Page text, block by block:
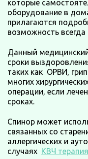
которые
оборудование в
прилагаются
возможность всегда
Данный
сроки
таких как ОРВИ,
многих
операции, если
сроках.
Спинор может
связанных со
аллергических и
случаях КВЧ терапия